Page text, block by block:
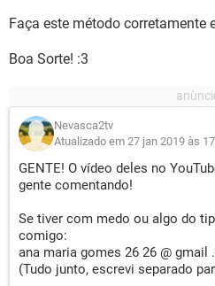
Faça este método corretamente
Boa Sorte! :3
Nevasca2tv
Atualizado em 27 jan 2019 às
GENTE! O vídeo deles no
gente comentando!
Se tiver com medo ou algo do
comigo:
ana maria gomes 26 26 @ gmail
(Tudo junto, escrevi separado